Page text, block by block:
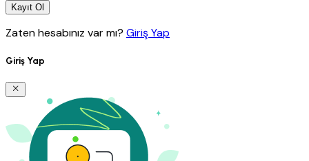
Kayıt Ol
Zaten hesabınız var mı? Giriş Yap
Giriş Yap